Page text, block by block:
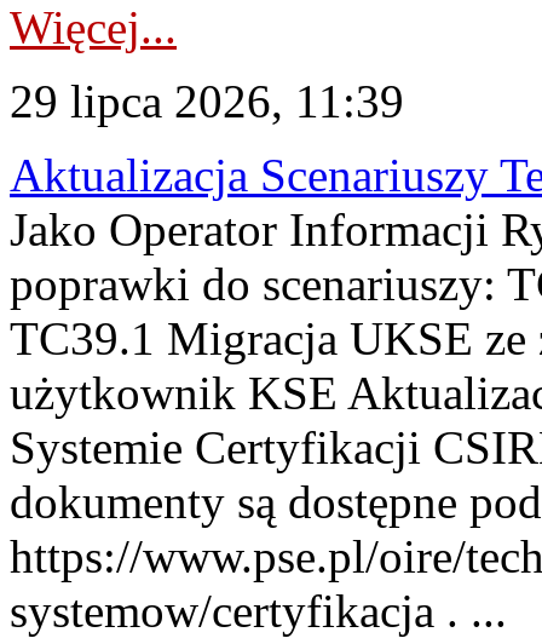
Więcej...
29 lipca 2026, 11:39
Aktualizacja Scenariuszy
Jako Operator Informacji
poprawki do scenariuszy:
TC39.1 Migracja UKSE
użytkownik KSE
Systemie Certyfikacji
dokumenty są dostępne
https://www.pse.pl/oire/
systemow/certyfikacja . ...